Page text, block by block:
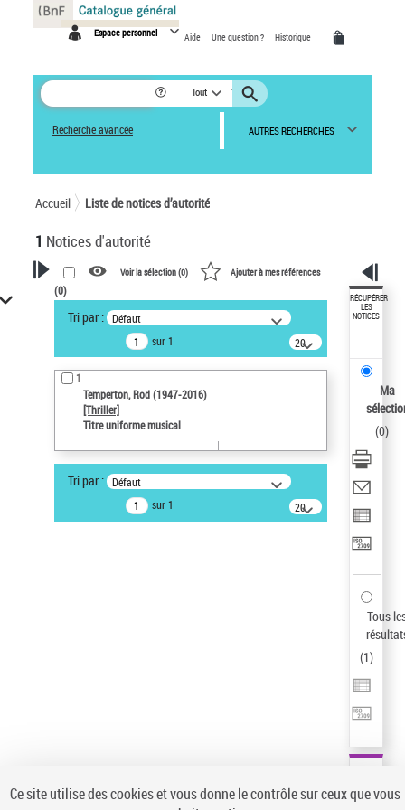
Espace personnel Aide Une question ? Historique
Tout
Recherche avancée AUTRES RECHERCHES
Accueil Liste de notices d’autorité
1 Notices d'autorité
VOTRE RECHERCHE
Recherche avancée dans les
notices d’autorité
Œuvres liées à l'auteur :
Temperton, Rod (1947-2016)
Type de notice d'autorité
Titre uniforme musical
Voir la sélection (0) Ajouter à mes références
(0)
Tri par : Défaut
sur 1
20
résultats/page
1
Temperton, Rod (1947-2016)
[Thriller]
Titre uniforme musical
Tri par : Défaut
sur 1
20
résultats/page
RÉCUPÉRER
LES
NOTICES
Ma
(0)
Tous
(1)
Panneau de gestion des cookies
Ce site utilise des cookies et vous donne le contrôle sur ceux que vous